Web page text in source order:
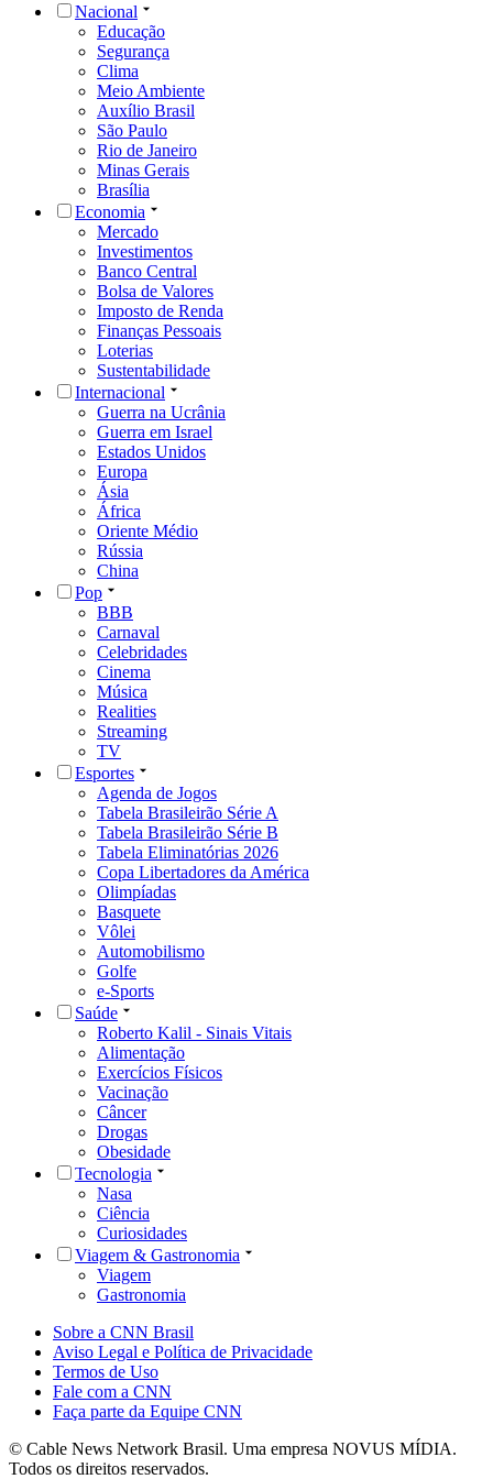
Nacional
Educação
Segurança
Clima
Meio Ambiente
Auxílio Brasil
São Paulo
Rio de Janeiro
Minas Gerais
Brasília
Economia
Mercado
Investimentos
Banco Central
Bolsa de Valores
Imposto de Renda
Finanças Pessoais
Loterias
Sustentabilidade
Internacional
Guerra na Ucrânia
Guerra em Israel
Estados Unidos
Europa
Ásia
África
Oriente Médio
Rússia
China
Pop
BBB
Carnaval
Celebridades
Cinema
Música
Realities
Streaming
TV
Esportes
Agenda de Jogos
Tabela Brasileirão Série A
Tabela Brasileirão Série B
Tabela Eliminatórias 2026
Copa Libertadores da América
Olimpíadas
Basquete
Vôlei
Automobilismo
Golfe
e-Sports
Saúde
Roberto Kalil - Sinais Vitais
Alimentação
Exercícios Físicos
Vacinação
Câncer
Drogas
Obesidade
Tecnologia
Nasa
Ciência
Curiosidades
Viagem & Gastronomia
Viagem
Gastronomia
Sobre a CNN Brasil
Aviso Legal e Política de Privacidade
Termos de Uso
Fale com a CNN
Faça parte da Equipe CNN
© Cable News Network Brasil. Uma empresa NOVUS MÍDIA.
Todos os direitos reservados.